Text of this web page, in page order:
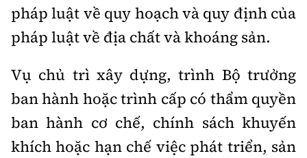
pháp luật về quy hoạch và quy định của
pháp luật về địa chất và khoáng sản.
Vụ chủ trì xây dựng, trình Bộ trưởng
ban hành hoặc trình cấp có thẩm quyền
ban hành cơ chế, chính sách khuyến
khích hoặc hạn chế việc phát triển, sản